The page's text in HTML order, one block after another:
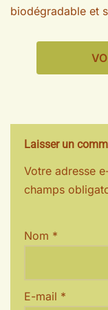
biodégradable et
Laisser un
Votre adresse
champs
Nom *
E-mail *